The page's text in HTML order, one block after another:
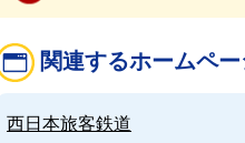
関連するホームペ
西日本旅客鉄道